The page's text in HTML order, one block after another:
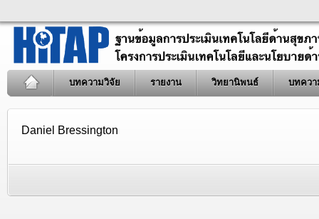
บทความวิจัย รายงาน วิทยานิพนธ์ บทควา
Daniel Bressington